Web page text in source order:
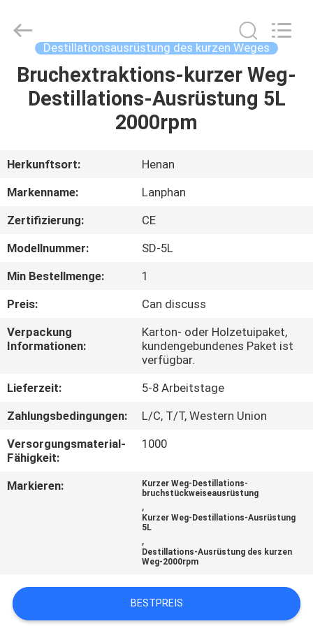
HAUS
VIDEOS
UNS
FABRIK-
AUSFLUG
QUALITÄTSKONTROLLE
TRETEN
SIE
MIT
UNS
IN
ZITAT
Co.,Ltd.
Destillationsausrüstung des kurzen Weges
Bruchextraktions-kurzer Weg-
Destillations-Ausrüstung 5L
2000rpm
Herkunftsort:
Henan
Markenname:
Lanphan
Zertifizierung:
CE
Modellnummer:
SD-5L
Min Bestellmenge:
1
Preis:
Can discuss
Verpackung
Informationen:
Karton- oder Holzetuipaket,
kundengebundenes Paket ist
verfügbar.
Lieferzeit:
5-8 Arbeitstage
Zahlungsbedingungen:
L/C, T/T, Western Union
Versorgungsmaterial-
Fähigkeit:
1000
Markieren:
Kurzer Weg-Destillations-
bruchstückweiseausrüstung
,
Kurzer Weg-Destillations-Ausrüstung
5L
,
Destillations-Ausrüstung des kurzen
Weg-2000rpm
BESTPREIS